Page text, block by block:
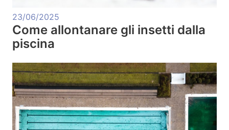
23/06/2025
Come allontanare gli insetti dalla
piscina